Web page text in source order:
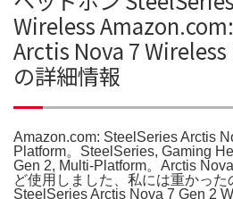
Wireless
Arctis Nova 7
の詳細情報
Amazon.com: SteelSeries Arctis
Platform。SteelSeries, Gaming
Gen 2, Multi-Platform。Arctis
ど使用しました、私には重かった
SteelSeries Arctis Nova 7 Gen 2